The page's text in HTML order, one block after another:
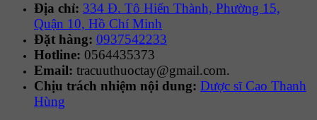
Địa chỉ: 334 Đ. Tô Hiến Thành, Phường 15,
Quận 10, Hồ Chí Minh
Đặt hàng: 0937542233
Hotline: 0564435373
Email: tracuuthuoctay@gmail.com.
Chịu trách nhiệm nội dung: Dược sĩ Cao Thanh
Hùng